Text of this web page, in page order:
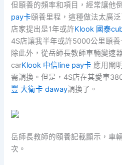
但頤養的頻率和項目，經常讓他
pay卡頤養里程，這種做法太廣
店家提出是1年或許Klook 國泰
4S店讓我半年或許5000公里頤
除此外，從岳師長教師車輛變速
carKlook 中信line pay卡 應用闡
需調換。但是，4S店在其愛車
豐 大衛卡 daway調換了。
岳師長教師的頤養記載顯示，車
次。